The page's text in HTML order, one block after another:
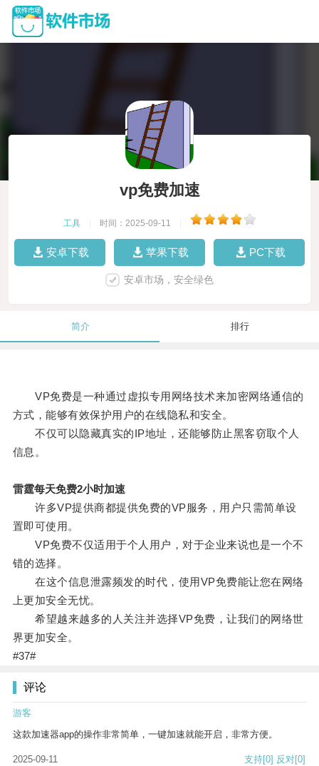
vp免费加速
工具 时间：2025-09-11
安卓下载 苹果下载 PC下载
安卓市场，安全绿色
简介 排行
VP免费是一种通过虚拟专用网络技术来加密网络通信的
方式，能够有效保护用户的在线隐私和安全。
不仅可以隐藏真实的IP地址，还能够防止黑客窃取个人
信息。
雷霆每天免费2小时加速
许多VP提供商都提供免费的VP服务，用户只需简单设
置即可使用。
VP免费不仅适用于个人用户，对于企业来说也是一个不
错的选择。
在这个信息泄露频发的时代，使用VP免费能让您在网络
上更加安全无忧。
希望越来越多的人关注并选择VP免费，让我们的网络世
界更加安全。
#37#
评论
游客
这款加速器app的操作非常简单，一键加速就能开启，非常方便。
2025-09-11 支持[0] 反对[0]